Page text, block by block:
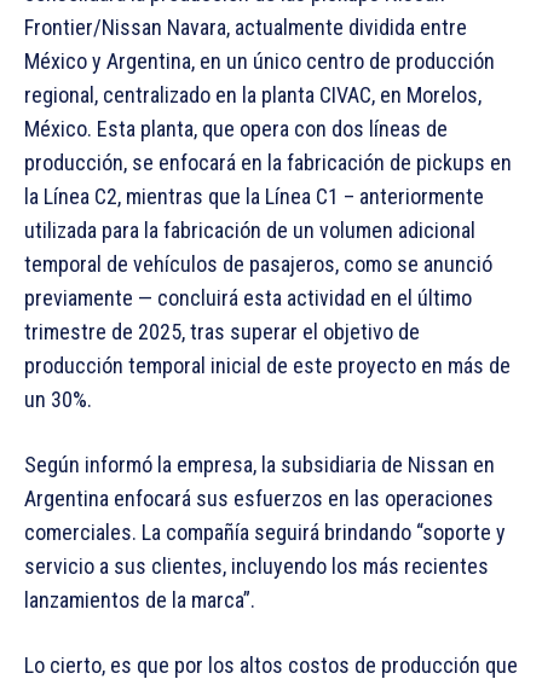
Frontier/Nissan Navara, actualmente dividida entre
México y Argentina, en un único centro de producción
regional, centralizado en la planta CIVAC, en Morelos,
México. Esta planta, que opera con dos líneas de
producción, se enfocará en la fabricación de pickups en
la Línea C2, mientras que la Línea C1 – anteriormente
utilizada para la fabricación de un volumen adicional
temporal de vehículos de pasajeros, como se anunció
previamente — concluirá esta actividad en el último
trimestre de 2025, tras superar el objetivo de
producción temporal inicial de este proyecto en más de
un 30%.
Según informó la empresa, la subsidiaria de Nissan en
Argentina enfocará sus esfuerzos en las operaciones
comerciales. La compañía seguirá brindando “soporte y
servicio a sus clientes, incluyendo los más recientes
lanzamientos de la marca”.
Lo cierto, es que por los altos costos de producción que